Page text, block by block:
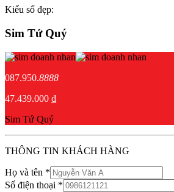
Kiểu số đẹp:
Sim Tứ Quý
087.950.8888
47.439.000 ₫
Sim Tứ Quý
THÔNG TIN KHÁCH HÀNG
Họ và tên *
Số điện thoại *